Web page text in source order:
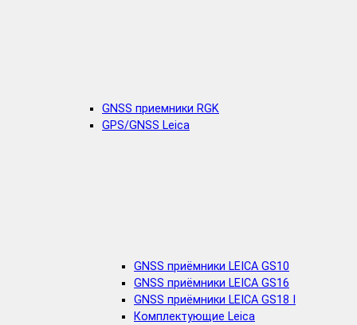
GNSS приемники RGK
GPS/GNSS Leica
GNSS приёмники LEICA GS10
GNSS приёмники LEICA GS16
GNSS приёмники LEICA GS18 I
Комплектующие Leica